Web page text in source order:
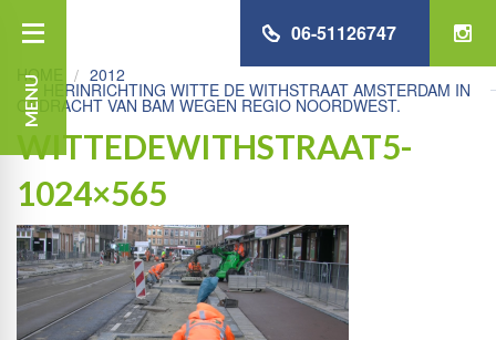
MENU
06-51126747
HOME 2012
HERINRICHTING WITTE DE WITHSTRAAT AMSTERDAM IN
OPDRACHT VAN BAM WEGEN REGIO NOORDWEST.
WITTEDEWITHSTRAAT5-
1024×565